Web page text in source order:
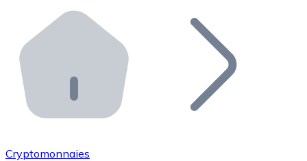
Distributeurs automatiques Bitnovo
Intégrez un ATM Bitnovo dans votre entreprise et
API Bitnovo
Intégrez notre API dans votre écosystème.
Rejoignez notre réseau de distributeurs et
Cryptomonnaies